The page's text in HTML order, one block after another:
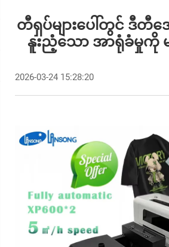
တီရှပ်များပေါ်တွင် ဒီတီအ
နူးညံ့သော အာရုံခံမှုကို
2026-03-24 15:28:20